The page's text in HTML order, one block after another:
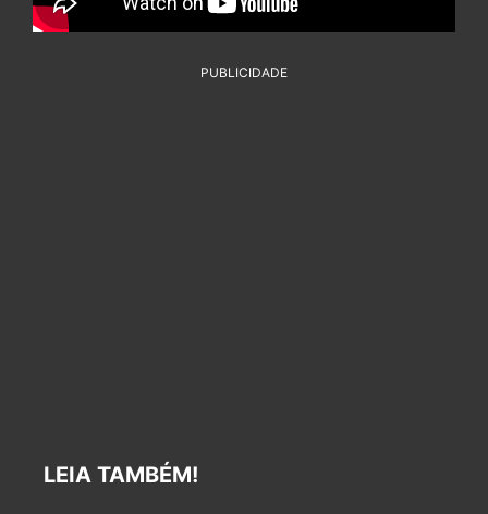
PUBLICIDADE
LEIA TAMBÉM!